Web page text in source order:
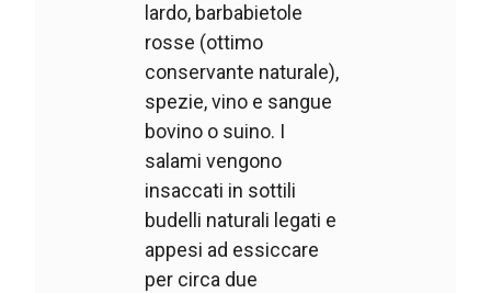
lardo, barbabietole
rosse (ottimo
conservante naturale),
spezie, vino e sangue
bovino o suino. I
salami vengono
insaccati in sottili
budelli naturali legati e
appesi ad essiccare
per circa due